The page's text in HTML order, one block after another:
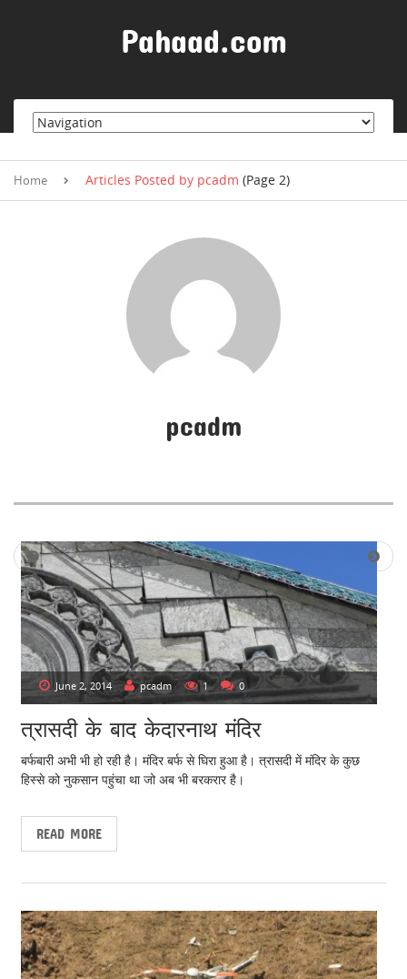
n
e
Pahaad.com
Home Articles Posted by pcadm (Page 2)
pcadm
June 2, 2014 pcadm 1 0
त्रासदी के बाद केदारनाथ मंदिर
बर्फबारी अभी भी हो रही है। मंदिर बर्फ से घिरा हुआ है। त्रासदी में मंदिर के कुछ
हिस्से को नुकसान पहुंचा था जो अब भी बरकरार है।
READ MORE
P
o
s
t
s
n
a
v
g
a
t
o
OLDER POSTS